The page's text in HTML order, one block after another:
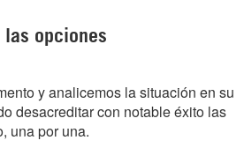
las opciones
y analicemos la situación en su
desacreditar con notable éxito las
una por una.